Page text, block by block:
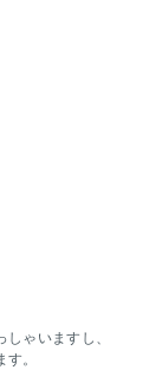
ゃいますし、
す。